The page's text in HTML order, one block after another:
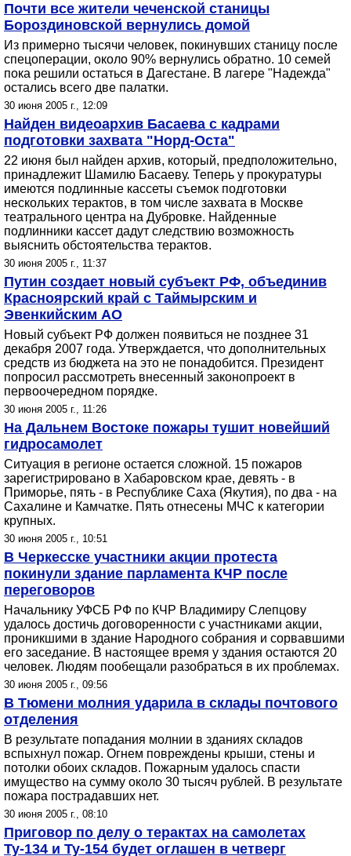
Почти все жители чеченской станицы
Бороздиновской вернулись домой
Из примерно тысячи человек, покинувших станицу после
спецоперации, около 90% вернулись обратно. 10 семей
пока решили остаться в Дагестане. В лагере "Надежда"
остались всего две палатки.
30 июня 2005 г., 12:09
Найден видеоархив Басаева с кадрами
подготовки захвата "Норд-Оста"
22 июня был найден архив, который, предположительно,
принадлежит Шамилю Басаеву. Теперь у прокуратуры
имеются подлинные кассеты съемок подготовки
нескольких терактов, в том числе захвата в Москве
театрального центра на Дубровке. Найденные
подлинники кассет дадут следствию возможность
выяснить обстоятельства терактов.
30 июня 2005 г., 11:37
Путин создает новый субъект РФ, объединив
Красноярский край с Таймырским и
Эвенкийским АО
Новый субъект РФ должен появиться не позднее 31
декабря 2007 года. Утверждается, что дополнительных
средств из бюджета на это не понадобится. Президент
попросил рассмотреть внесенный законопроект в
первоочередном порядке.
30 июня 2005 г., 11:26
На Дальнем Востоке пожары тушит новейший
гидросамолет
Ситуация в регионе остается сложной. 15 пожаров
зарегистрировано в Хабаровском крае, девять - в
Приморье, пять - в Республике Саха (Якутия), по два - на
Сахалине и Камчатке. Пять отнесены МЧС к категории
крупных.
30 июня 2005 г., 10:51
В Черкесске участники акции протеста
покинули здание парламента КЧР после
переговоров
Начальнику УФСБ РФ по КЧР Владимиру Слепцову
удалось достичь договоренности с участниками акции,
проникшими в здание Народного собрания и сорвавшими
его заседание. В настоящее время у здания остаются 20
человек. Людям пообещали разобраться в их проблемах.
30 июня 2005 г., 09:56
В Тюмени молния ударила в склады почтового
отделения
В результате попадания молнии в зданиях складов
вспыхнул пожар. Огнем повреждены крыши, стены и
потолки обоих складов. Пожарным удалось спасти
имущество на сумму около 30 тысяч рублей. В результате
пожара пострадавших нет.
30 июня 2005 г., 08:10
Приговор по делу о терактах на самолетах
Ту-134 и Ту-154 будет оглашен в четверг